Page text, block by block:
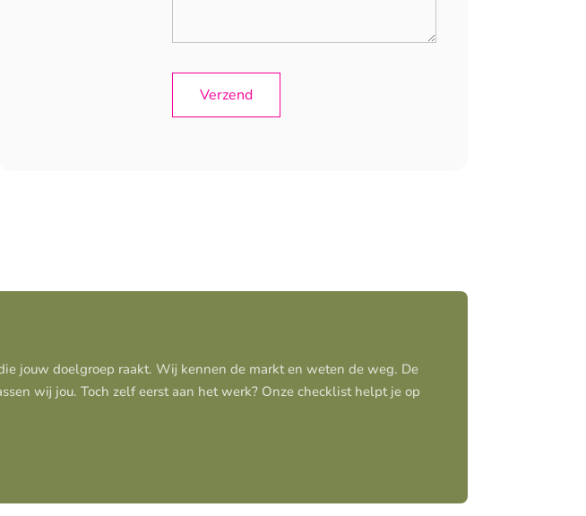
jouw doelgroep raakt. Wij kennen de markt en weten de weg. De
wij jou. Toch zelf eerst aan het werk? Onze checklist helpt je op